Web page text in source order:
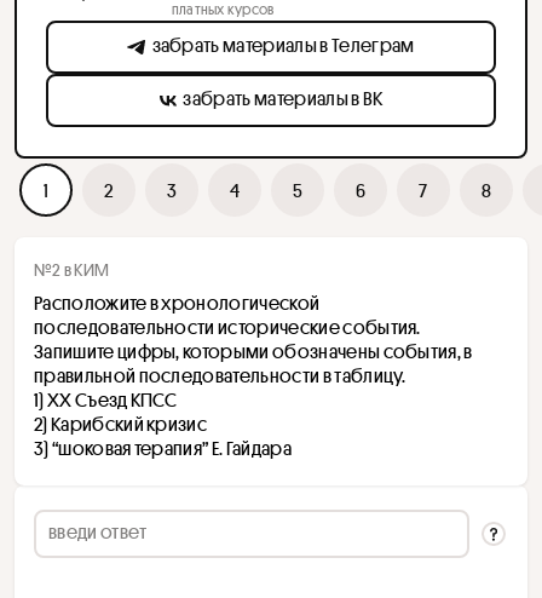
1 2 3 4 5 6 7 8
№2 в КИМ
Расположите в хронологической
последовательности исторические события.
Запишите цифры, которыми обозначены события, в
правильной последовательности в таблицу.
1) XX Съезд КПСС
2) Карибский кризис
3) “шоковая терапия” Е. Гайдара
платных курсов
забрать материалы в Телеграм
забрать материалы в ВК